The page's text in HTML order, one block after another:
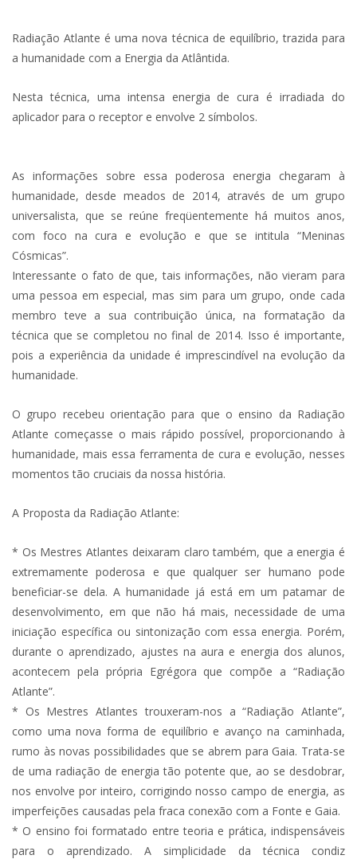
Radiação Atlante é uma nova técnica de equilíbrio, trazida para
a humanidade com a Energia da Atlântida.
Nesta técnica, uma intensa energia de cura é irradiada do
aplicador para o receptor e envolve 2 símbolos.
As informações sobre essa poderosa energia chegaram à
humanidade, desde meados de 2014, através de um grupo
universalista, que se reúne freqüentemente há muitos anos,
com foco na cura e evolução e que se intitula “Meninas
Cósmicas”.
Interessante o fato de que, tais informações, não vieram para
uma pessoa em especial, mas sim para um grupo, onde cada
membro teve a sua contribuição única, na formatação da
técnica que se completou no final de 2014. Isso é importante,
pois a experiência da unidade é imprescindível na evolução da
humanidade.
O grupo recebeu orientação para que o ensino da Radiação
Atlante começasse o mais rápido possível, proporcionando à
humanidade, mais essa ferramenta de cura e evolução, nesses
momentos tão cruciais da nossa história.
A Proposta da Radiação Atlante:
* Os Mestres Atlantes deixaram claro também, que a energia é
extremamente poderosa e que qualquer ser humano pode
beneficiar-se dela. A humanidade já está em um patamar de
desenvolvimento, em que não há mais, necessidade de uma
iniciação específica ou sintonização com essa energia. Porém,
durante o aprendizado, ajustes na aura e energia dos alunos,
acontecem pela própria Egrégora que compõe a “Radiação
Atlante”.
* Os Mestres Atlantes trouxeram-nos a “Radiação Atlante”,
como uma nova forma de equilíbrio e avanço na caminhada,
rumo às novas possibilidades que se abrem para Gaia. Trata-se
de uma radiação de energia tão potente que, ao se desdobrar,
nos envolve por inteiro, corrigindo nosso campo de energia, as
imperfeições causadas pela fraca conexão com a Fonte e Gaia.
* O ensino foi formatado entre teoria e prática, indispensáveis
para o aprendizado. A simplicidade da técnica condiz